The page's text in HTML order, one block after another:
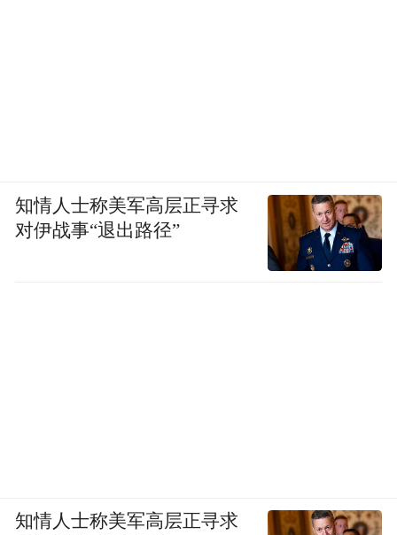
知情人士称美军高层正寻求
对伊战事“退出路径”
知情人士称美军高层正寻求